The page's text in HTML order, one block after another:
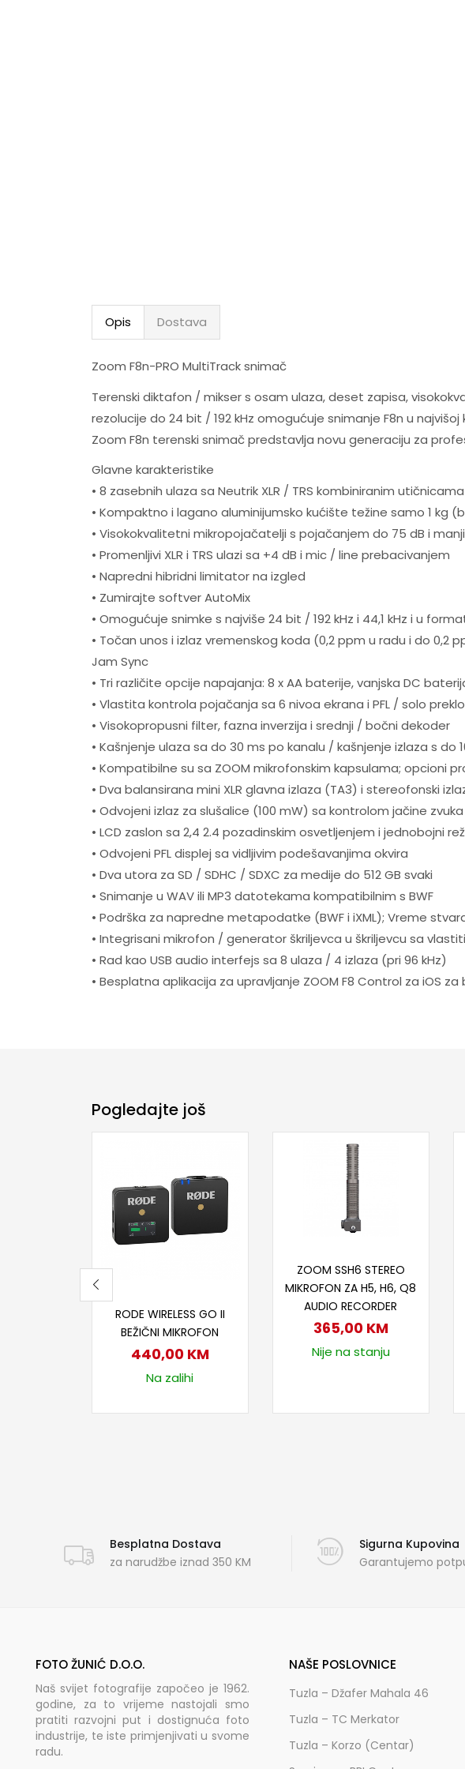
Opis Dostava
Zoom F8n-PRO MultiTrack snimač
Terenski diktafon / mikser s osam ulaza, deset zapisa,
rezolucije do 24 bit / 192 kHz omogućuje snimanje F8n u najvišoj
Zoom F8n terenski snimač predstavlja novu generaciju za
Glavne karakteristike
• 8 zasebnih ulaza sa Neutrik XLR / TRS kombiniranim utičnicama
• Kompaktno i lagano aluminijumsko kućište težine samo 1 kg
• Visokokvalitetni mikropojačatelji s pojačanjem do 75 dB i
• Promenljivi XLR i TRS ulazi sa +4 dB i mic / line prebacivanjem
• Napredni hibridni limitator na izgled
• Zumirajte softver AutoMix
• Omogućuje snimke s najviše 24 bit / 192 kHz i 44,1 kHz i u
• Točan unos i izlaz vremenskog koda (0,2 ppm u radu i do
Jam Sync
• Tri različite opcije napajanja: 8 x AA baterije, vanjska DC
• Vlastita kontrola pojačanja sa 6 nivoa ekrana i PFL / solo
• Visokopropusni filter, fazna inverzija i srednji / bočni dekoder
• Kašnjenje ulaza sa do 30 ms po kanalu / kašnjenje izlaza s do
• Kompatibilne su sa ZOOM mikrofonskim kapsulama; opcioni
• Dva balansirana mini XLR glavna izlaza (TA3) i stereofonski
• Odvojeni izlaz za slušalice (100 mW) sa kontrolom jačine
• LCD zaslon sa 2,4 2.4 pozadinskim osvetljenjem i jednobojni
• Odvojeni PFL displej sa vidljivim podešavanjima okvira
• Dva utora za SD / SDHC / SDXC za medije do 512 GB svaki
• Snimanje u WAV ili MP3 datotekama kompatibilnim s BWF
• Podrška za napredne metapodatke (BWF i iXML); Vreme
• Integrisani mikrofon / generator škriljevca u škriljevcu sa
• Rad kao USB audio interfejs sa 8 ulaza / 4 izlaza (pri 96 kHz)
• Besplatna aplikacija za upravljanje ZOOM F8 Control za iOS
Pogledajte još
RODE WIRELESS GO II
BEŽIČNI MIKROFON
440,00 KM
Na zalihi
ZOOM SSH6 STEREO
MIKROFON ZA H5, H6, Q8
AUDIO RECORDER
365,00 KM
Nije na stanju
Besplatna Dostava
za narudžbe iznad 350 KM
Sigurna Kupovina
Garantujemo
FOTO ŽUNIĆ D.O.O.
Naš svijet fotografije započeo je 1962.
godine, za to vrijeme nastojali smo
pratiti razvojni put i dostignuća foto
industrije, te iste primjenjivati u svome
radu.
NAŠE POSLOVNICE
Tuzla – Džafer Mahala 46
Tuzla – TC Merkator
Tuzla – Korzo (Centar)